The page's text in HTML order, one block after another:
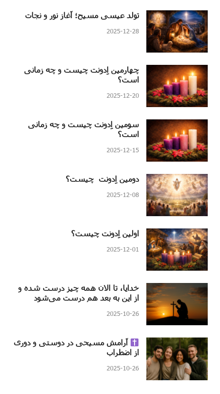
تولد عیسی مسیح؛ آغاز نور و نجات
2025-12-28
چهارمین اِدونت چیست و چه زمانی
است؟
2025-12-20
سومین اِدونت چیست و چه زمانی
است؟
2025-12-15
دومین اِدونت چیست؟
2025-12-08
اولین اِدونت چیست؟
2025-12-01
خدایا، تا الان همه چیز درست شده و
از این به بعد هم درست می‌شود
2025-10-26
آرامش مسیحی در دوستی و دوری
از اضطراب
2025-10-26